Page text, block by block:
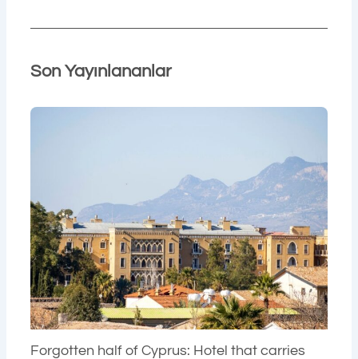
Son Yayınlananlar
Forgotten half of Cyprus: Hotel that carries